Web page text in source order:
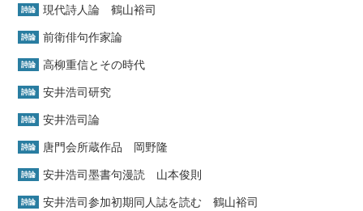
詩論 現代詩人論 鶴山裕司
詩論 前衛俳句作家論
詩論 高柳重信とその時代
詩論 安井浩司研究
詩論 安井浩司論
詩論 唐門会所蔵作品 岡野隆
詩論 安井浩司墨書句漫読 山本俊則
詩論 安井浩司参加初期同人誌を読む 鶴山裕司